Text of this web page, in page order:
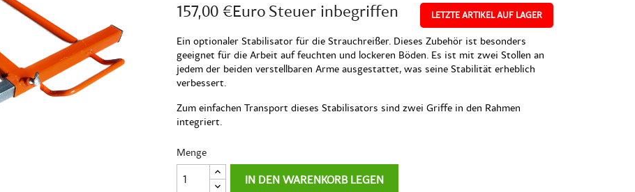
157,00 €EuroSteuer inbegriffen LETZTE ARTIKEL AUF LAGER
Ein optionaler Stabilisator für die Strauchreißer. Dieses Zubehör ist besonders
geeignet für die Arbeit auf feuchten und lockeren Böden. Es ist mit zwei Stollen an
jedem der beiden verstellbaren Arme ausgestattet, was seine Stabilität erheblich
verbessert.
Zum einfachen Transport dieses Stabilisators sind zwei Griffe in den Rahmen
integriert.
Menge
IN DEN WARENKORB LEGEN